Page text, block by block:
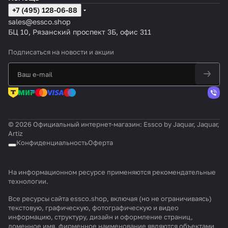
+7 (495) 128-06-88
sales@essco.shop
БЦ 10, Рязанский проспект 3Б, офис 311
Подписаться на новости и акции
© 2026 Официальный интернет-магазин: Essco by Jaquar, Jaquar,
Artiz
КонфиденциальностьОферта
На информационном ресурсе применяются рекомендательные
технологии.
Все ресурсы сайта essco.shop, включая (но не ограничиваясь)
текстовую, графическую, фотографическую и видео
информацию, структуру, дизайн и оформление страниц,
доменное имя, фирменное наименование являются объектами